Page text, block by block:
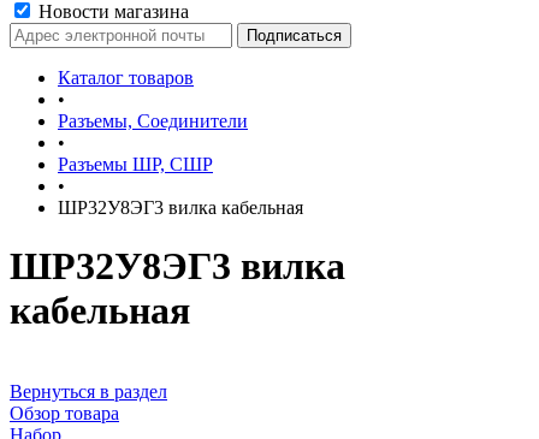
Новости магазина
Каталог товаров
•
Разъемы, Соединители
•
Разъемы ШР, СШР
•
ШР32У8ЭГ3 вилка кабельная
ШР32У8ЭГ3 вилка
кабельная
Вернуться в раздел
Обзор товара
Набор